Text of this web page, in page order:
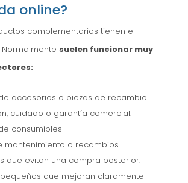
online?
complementarios tienen el
suelen funcionar muy
accesorios o piezas de recambio.
cuidado o garantía comercial.
consumibles
mantenimiento o recambios.
que evitan una compra posterior.
que mejoran claramente